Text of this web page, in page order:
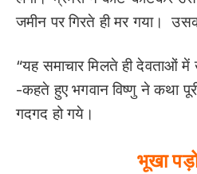
जमीन पर गिरते ही मर गया।
“यह समाचार मिलते ही देवताओं
-कहते हुए भगवान विष्णु ने कथा
गदगद हो गये।
भूखा